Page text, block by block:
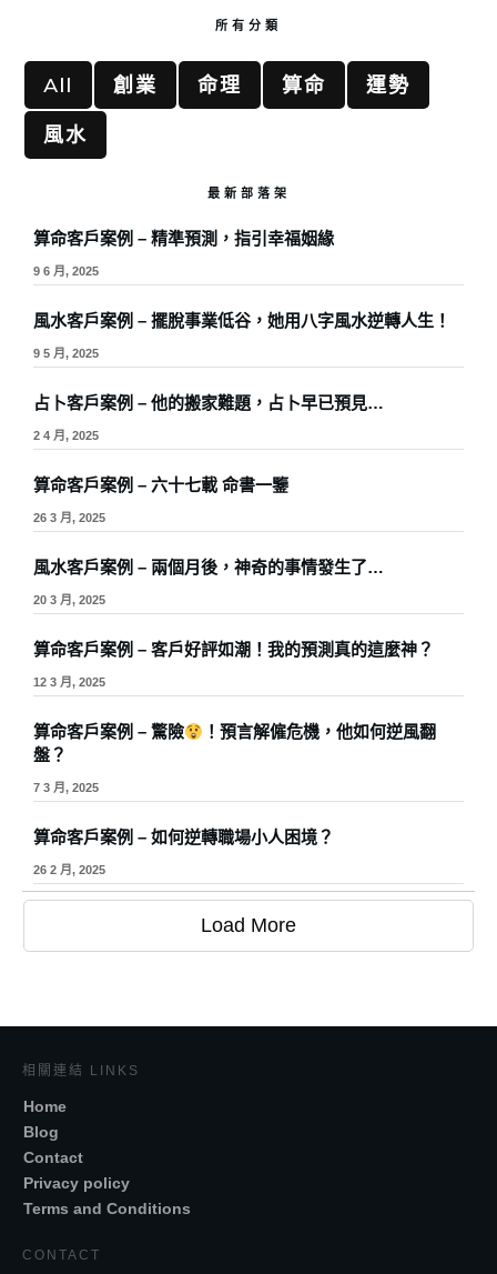
所有分類
All 創業 命理 算命
運勢
風水
最新部落架
算命客戶案例 – 精準預測，指引幸福姻緣
9 6 月, 2025
風水客戶案例 – 擺脫事業低谷，她用八字風水逆轉人生！
9 5 月, 2025
占卜客戶案例 – 他的搬家難題，占卜早已預見…
2 4 月, 2025
算命客戶案例 – 六十七載 命書一鑒
26 3 月, 2025
風水客戶案例 – 兩個月後，神奇的事情發生了…
20 3 月, 2025
算命客戶案例 – 客戶好評如潮！我的預測真的這麼神？
12 3 月, 2025
算命客戶案例 – 驚險
！預言解僱危機，他如何逆風翻
盤？
7 3 月, 2025
算命客戶案例 – 如何逆轉職場小人困境？
26 2 月, 2025
Load More
相關連結 LINKS
Home
Blog
Contact
Privacy policy
Terms and Conditions
CONTACT